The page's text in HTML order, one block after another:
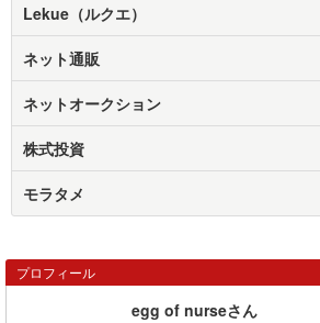
Lekue（ルクエ）
ネット通販
ネットオークション
株式投資
モラタメ
プロフィール
egg of nurseさん